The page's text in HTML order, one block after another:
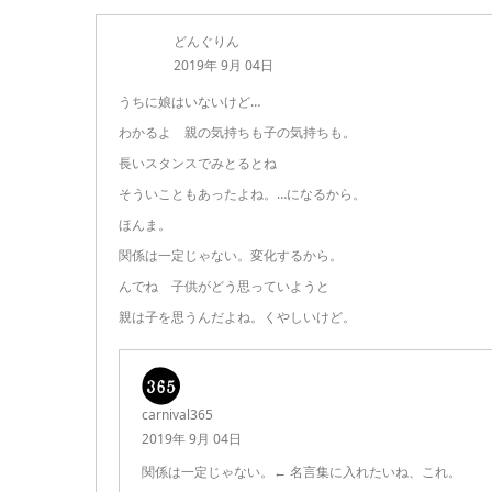
どんぐりん
2019年 9月 04日
うちに娘はいないけど…
わかるよ 親の気持ちも子の気持ちも。
長いスタンスでみとるとね
そういこともあったよね。…になるから。
ほんま。
関係は一定じゃない。変化するから。
んでね 子供がどう思っていようと
親は子を思うんだよね。くやしいけど。
carnival365
2019年 9月 04日
関係は一定じゃない。← 名言集に入れたいね、これ。